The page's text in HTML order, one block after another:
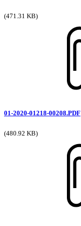
(471.31 KB)
01-2020-01218-00208.PDF
(480.92 KB)